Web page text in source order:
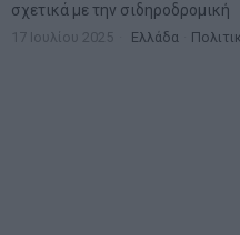
σχετικά με την σιδηροδρομική
17 Ιουλίου 2025 Ελλάδα